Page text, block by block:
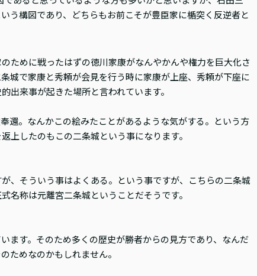
う構図であり、どちらもお前こそが豊臣家に楯突く反逆者と
ために戦ったはずの徳川家康がなんやかんや権力を巨大化さ
城で家康と秀頼が会見を行う時に家康が上座、秀頼が下座に
出来事が起きた場所と言われています。
還。なんかこの絵みたことがあるような気がする。という方
上したのもこの二条城という事になります。
、そういう事はよくある。という事ですが、こちらの二条城
名称は元離宮二条城ということだそうです。
ます。そのため多くの歴史が勝者からの見方であり、なんだ
ためなのかもしれません。